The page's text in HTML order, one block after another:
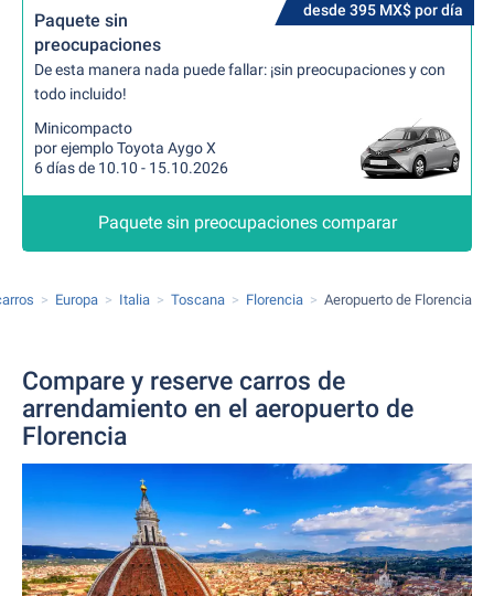
desde 395 MX$ por día
Paquete sin
preocupaciones
De esta manera nada puede fallar: ¡sin preocupaciones y con
todo incluido!
Minicompacto
por ejemplo Toyota Aygo X
6 días de 10.10 - 15.10.2026
Paquete sin preocupaciones comparar
Europa Italia Toscana Florencia Aeropuerto de Florencia
Compare y reserve carros de
arrendamiento en el aeropuerto de
Florencia